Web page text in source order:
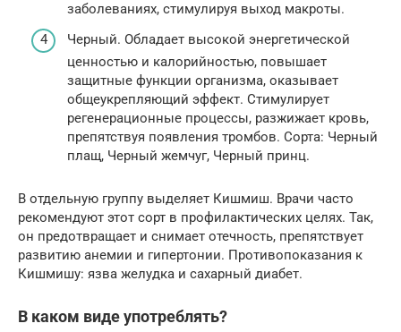
заболеваниях, стимулируя выход макроты.
Черный. Обладает высокой энергетической
ценностью и калорийностью, повышает
защитные функции организма, оказывает
общеукрепляющий эффект. Стимулирует
регенерационные процессы, разжижает кровь,
препятствуя появления тромбов. Сорта: Черный
плащ, Черный жемчуг, Черный принц.
В отдельную группу выделяет Кишмиш. Врачи часто
рекомендуют этот сорт в профилактических целях. Так,
он предотвращает и снимает отечность, препятствует
развитию анемии и гипертонии. Противопоказания к
Кишмишу: язва желудка и сахарный диабет.
В каком виде употреблять?